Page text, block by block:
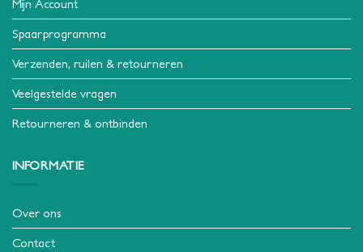
Mijn Account
Spaarprogramma
Verzenden, ruilen & retourneren
Veelgestelde vragen
Retourneren & ontbinden
INFORMATIE
Over ons
Contact